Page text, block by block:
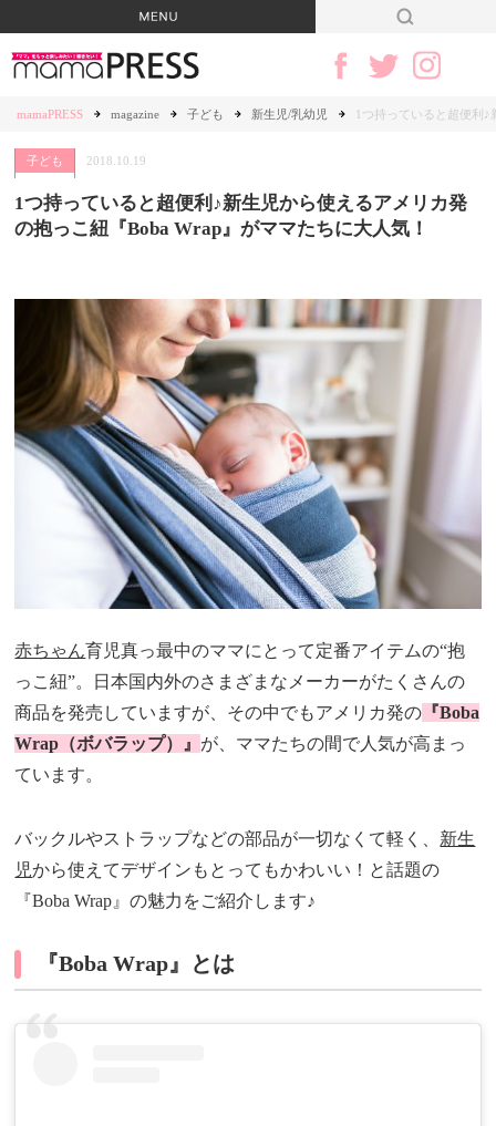
mamaPRESS magazine 子ども 新生児/乳幼児 1つ持っていると超便利♪
子ども 2018.10.19
1つ持っていると超便利♪新生児から使えるアメリカ発
の抱っこ紐『Boba Wrap』がママたちに大人気！
赤ちゃん育児真っ最中のママにとって定番アイテムの“抱
っこ紐”。日本国内外のさまざまなメーカーがたくさんの
商品を発売していますが、その中でもアメリカ発の 『Boba
Wrap（ボバラップ）』 が、ママたちの間で人気が高まっ
ています。
バックルやストラップなどの部品が一切なくて軽く、 新生
児から使えてデザインもとってもかわいい！と話題の
『Boba Wrap』の魅力をご紹介します♪
『Boba Wrap』とは